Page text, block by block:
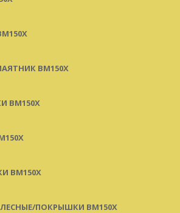
BM150X
BM150X
BM150X
ПОКРЫШКИ BM150X